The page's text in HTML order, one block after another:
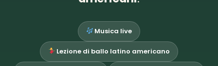
Musica live
Lezione di ballo latino americano